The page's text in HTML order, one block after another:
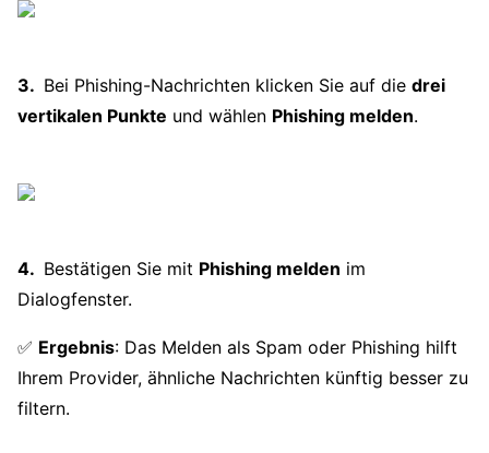
Bei Phishing-Nachrichten klicken Sie auf die drei
vertikalen Punkte und wählen Phishing melden.
Bestätigen Sie mit Phishing melden im
Dialogfenster.
✅ Ergebnis: Das Melden als Spam oder Phishing hilft
Ihrem Provider, ähnliche Nachrichten künftig besser zu
filtern.